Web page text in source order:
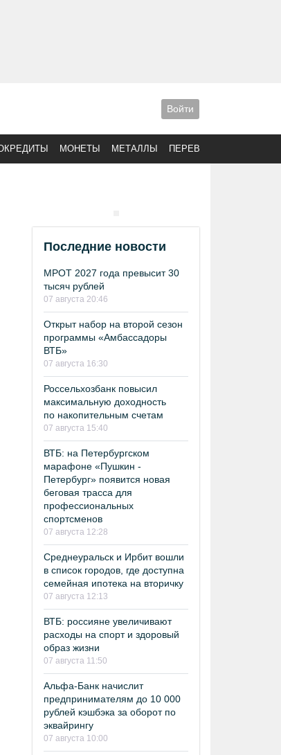
Войти
МОНЕТЫ МЕТАЛЛЫ ПЕРЕВОДЫ
Последние новости
МРОТ 2027 года превысит 30
тысяч рублей
07 августа 20:46
Открыт набор на второй сезон
программы «Амбассадоры
ВТБ»
07 августа 16:30
Россельхозбанк повысил
максимальную доходность
по накопительным счетам
07 августа 15:40
ВТБ: на Петербургском
марафоне «Пушкин -
Петербург» появится новая
беговая трасса для
профессиональных
спортсменов
07 августа 12:28
Среднеуральск и Ирбит вошли
в список городов, где доступна
семейная ипотека на вторичку
07 августа 12:13
ВТБ: россияне увеличивают
расходы на спорт и здоровый
образ жизни
07 августа 11:50
Альфа-Банк начислит
предпринимателям до 10 000
рублей кэшбэка за оборот по
эквайрингу
07 августа 10:00